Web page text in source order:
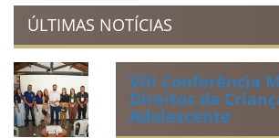
ÚLTIMAS NOTÍCIAS
VIII Conferência
Direitos da
Adolescente